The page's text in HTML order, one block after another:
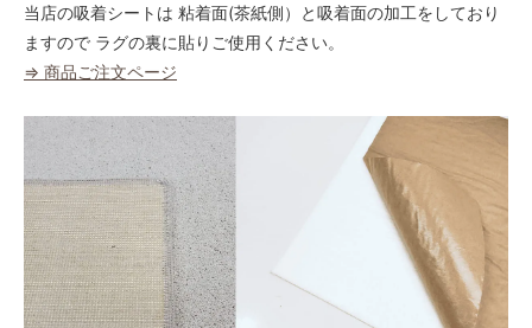
当店の吸着シートは 粘着面(茶紙側）と吸着面の加工をしており
ますので ラグの裏に貼りご使用ください。
⇒ 商品ご注文ページ